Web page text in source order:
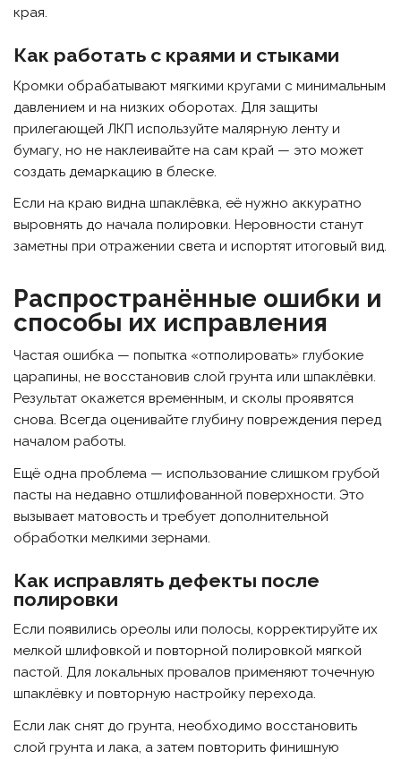
края.
Как работать с краями и стыками
Кромки обрабатывают мягкими кругами с минимальным
давлением и на низких оборотах. Для защиты
прилегающей ЛКП используйте малярную ленту и
бумагу, но не наклеивайте на сам край — это может
создать демаркацию в блеске.
Если на краю видна шпаклёвка, её нужно аккуратно
выровнять до начала полировки. Неровности станут
заметны при отражении света и испортят итоговый вид.
Распространённые ошибки и
способы их исправления
Частая ошибка — попытка «отполировать» глубокие
царапины, не восстановив слой грунта или шпаклёвки.
Результат окажется временным, и сколы проявятся
снова. Всегда оценивайте глубину повреждения перед
началом работы.
Ещё одна проблема — использование слишком грубой
пасты на недавно отшлифованной поверхности. Это
вызывает матовость и требует дополнительной
обработки мелкими зернами.
Как исправлять дефекты после
полировки
Если появились ореолы или полосы, корректируйте их
мелкой шлифовкой и повторной полировкой мягкой
пастой. Для локальных провалов применяют точечную
шпаклёвку и повторную настройку перехода.
Если лак снят до грунта, необходимо восстановить
слой грунта и лака, а затем повторить финишную